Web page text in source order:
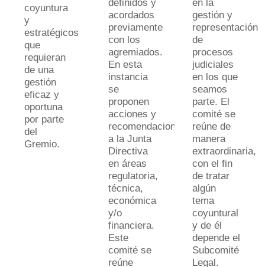
coyuntura
y
estratégicos
que
requieran
de una
gestión
eficaz y
oportuna
por parte
del
Gremio.
definidos y
acordados
previamente
con los
agremiados.
En esta
instancia
se
proponen
acciones y
recomendaciones
a la Junta
Directiva
en áreas
regulatoria,
técnica,
económica
y/o
financiera.
Este
comité se
reúne
en la
gestión y
representación
de
procesos
judiciales
en los que
seamos
parte. El
comité se
reúne de
manera
extraordinaria,
con el fin
de tratar
algún
tema
coyuntural
y de él
depende el
Subcomité
Legal.